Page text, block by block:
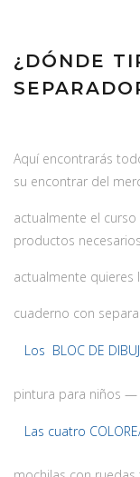
¿DÓNDE
Aquí encontrarás
su encontrar del
actualmente el
productos
actualmente quieres
cuaderno con
Los BLOC DE
pintura para niños —
Las cuatro